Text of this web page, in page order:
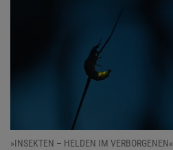
»INSEKTEN – HELDEN IM VERBORGENEN«